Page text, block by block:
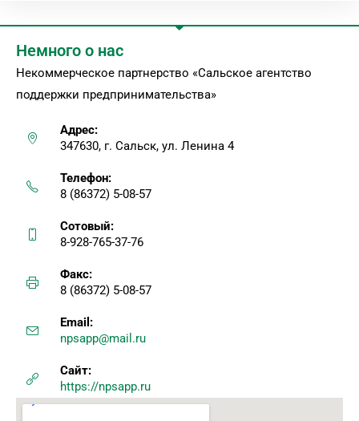
Немного о нас
Некоммерческое партнерство «Сальское агентство
поддержки предпринимательства»
Адрес:
347630, г. Сальск, ул. Ленина 4
Телефон:
8 (86372) 5-08-57
Сотовый:
8-928-765-37-76
Факс:
8 (86372) 5-08-57
Email:
npsapp@mail.ru
Сайт:
https://npsapp.ru